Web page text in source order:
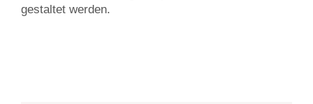
gestaltet werden.